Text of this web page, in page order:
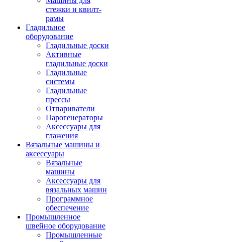
стежки и квилт-
рамы
Гладильное
оборудование
Гладильные доски
Активные
гладильные доски
Гладильные
системы
Гладильные
прессы
Отпариватели
Парогенераторы
Аксессуары для
глажения
Вязальные машины и
аксессуары
Вязальные
машины
Аксессуары для
вязальных машин
Программное
обеспечение
Промышленное
швейное оборудование
Промышленные